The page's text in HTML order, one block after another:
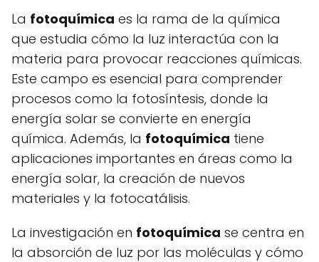
La fotoquímica es la rama de la química
que estudia cómo la luz interactúa con la
materia para provocar reacciones químicas.
Este campo es esencial para comprender
procesos como la fotosíntesis, donde la
energía solar se convierte en energía
química. Además, la fotoquímica tiene
aplicaciones importantes en áreas como la
energía solar, la creación de nuevos
materiales y la fotocatálisis.
La investigación en fotoquímica se centra en
la absorción de luz por las moléculas y cómo